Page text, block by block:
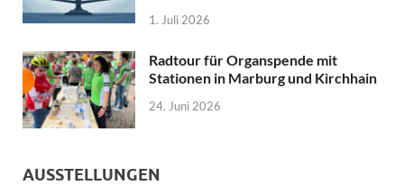
1. Juli 2026
Radtour für Organspende mit
Stationen in Marburg und Kirchhain
24. Juni 2026
AUSSTELLUNGEN